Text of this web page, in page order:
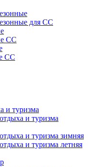
для СС
СС
СС
и туризма
и туризма
и туризма зимняя
и туризма летняя